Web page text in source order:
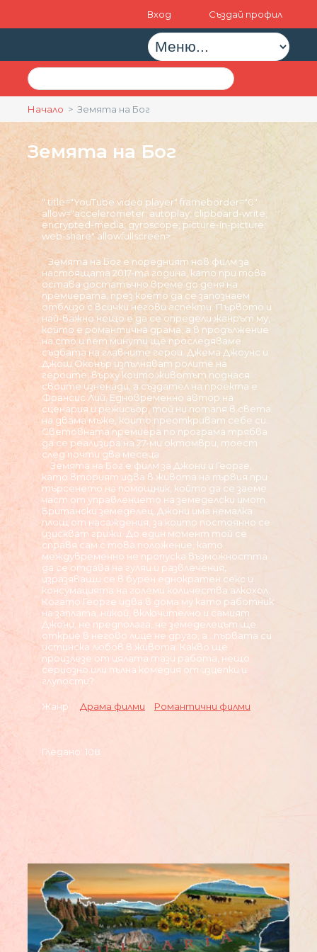
Вход Създай профил
Начало > Земята на Бог
Земята на Бог
" title="YouTube video player" frameborder="0"
allow="accelerometer; autoplay; clipboard-write;
encrypted-media; gyroscope; picture-in-picture;
web-share" allowfullscreen>
Земята на Бог е поредният нов филм за
настоящата 2017-та година, като при това
остава достатъчно време до деня на
премиерата, през което да се запознаем
отблизо с всички негови аспекти. Първото и
най-важно нещо е да се определи жанрът му,
който е романтична драма, а в продължение
на сто и пет минути ще проследяваме
съдбата на главните герои. Джема Джоунс и
Джош Оконър изпълняват ролите на
героите, върху които животът поднася
своите изненади, а създател на проекта е
Франсис Лий. Едновременно автор на
сценария и режисьор, той ни потапя в света
на двама мъже, които преоткриват себе си..
Световната премиера по програма трябва
да се реализира на 27-ми октомври, тоест
след почти два месеца.
Земята на Бог е филм за Джони и Георге,
като вторият идва в живота на първия при
търсенето на помощник, който да се заеме
част от управлението на земеделски имот.
Британски земеделец, Джони има немалка
площ от насаждения, за които постоянно се
изискват грижи. До един момент той се
справя сам с това положение, като
междувременно не пропуска възможността
да се отдава на гуляи и развлечения,
изразяващи се в бурен еднократен секс и
консумацията на големи количества алкохол.
Когато Георге идва в дома му като работник
на заплата, никой, включително и самият
Джони, не предполага, че земеделецът ще
открие в негово лице не друго, а...първата си
истинска любов в живота. Какво ще
произлезе от цялата тази работа, нещо
сериозно или пълна комедия от изцепки и
глупости?
Жанр: Драма филми Романтични филми
Гледано: 108